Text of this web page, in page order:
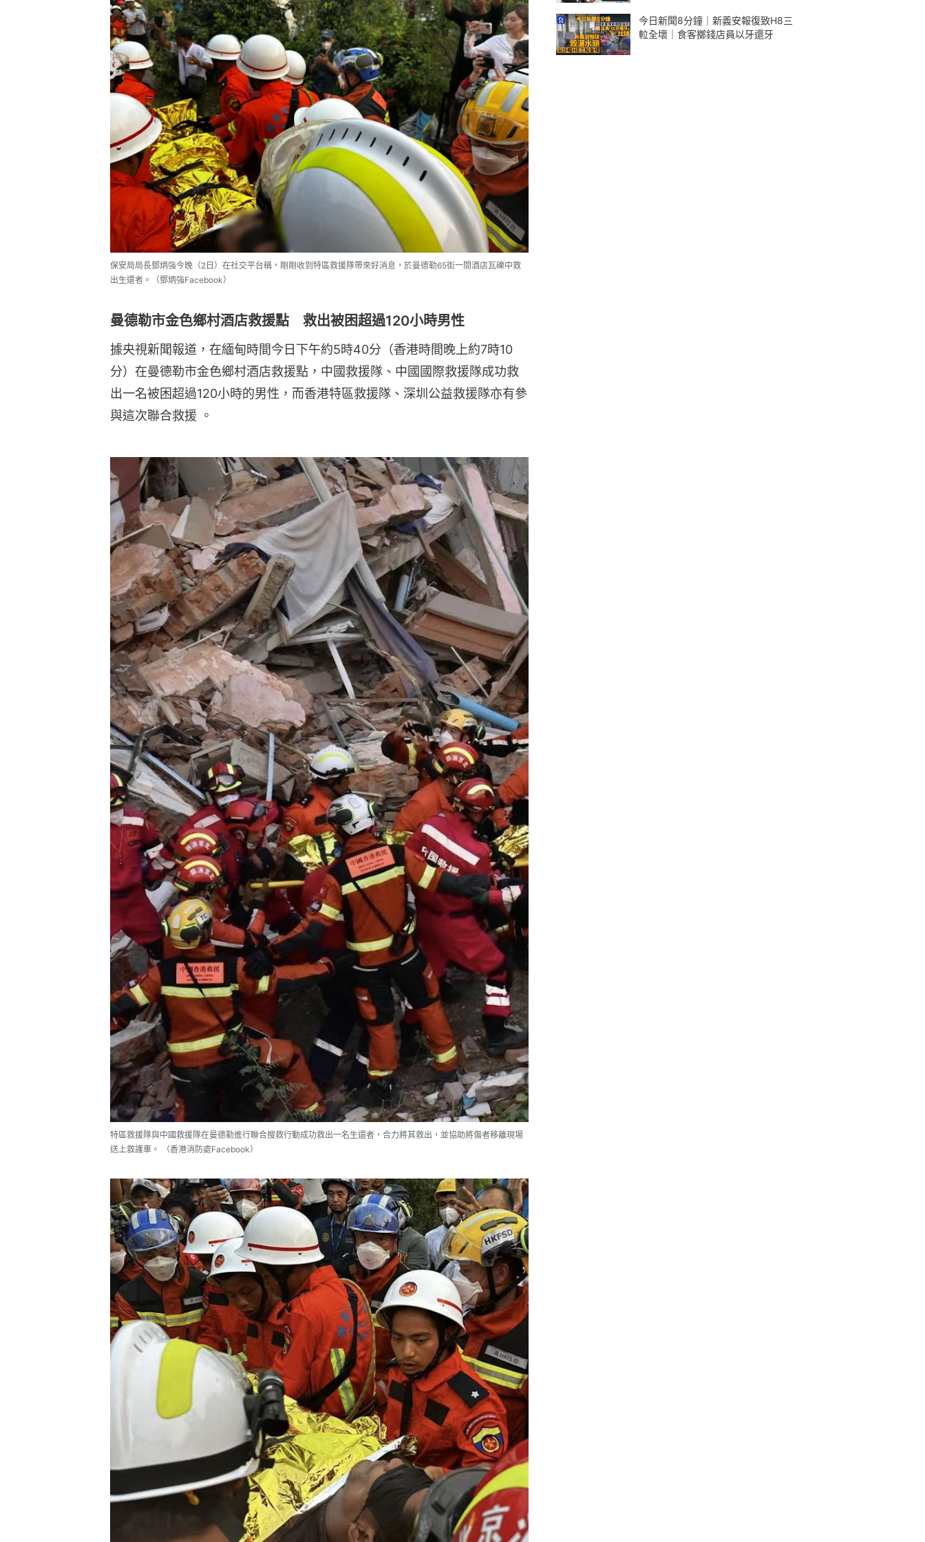
保安局局長鄧炳強今晚（2日）在社交平台稱，剛剛收到特區救援隊帶來好消息，於曼德勒65街一間酒店瓦礫中救
出生還者。（鄧炳強Facebook）
曼德勒市金色鄉村酒店救援點 救出被困超過120小時男性
據央視新聞報道，在緬甸時間今日下午約5時40分（香港時間晚上約7時10
分）在曼德勒市金色鄉村酒店救援點，中國救援隊、中國國際救援隊成功救
出一名被困超過120小時的男性，而香港特區救援隊、深圳公益救援隊亦有參
與這次聯合救援 。
特區救援隊與中國救援隊在曼德勒進行聯合搜救行動成功救出一名生還者，合力將其救出，並協助將傷者移離現場
送上救護車。 （香港消防處Facebook）
今日新聞8分鐘｜新義安報復致H8三
𨋢全壞｜食客擲錢店員以牙還牙